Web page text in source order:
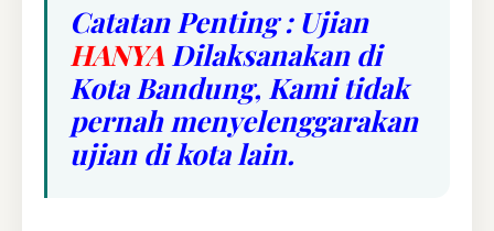
Catatan Penting : Ujian
HANYA Dilaksanakan di
Kota Bandung, Kami tidak
pernah menyelenggarakan
ujian di kota lain.